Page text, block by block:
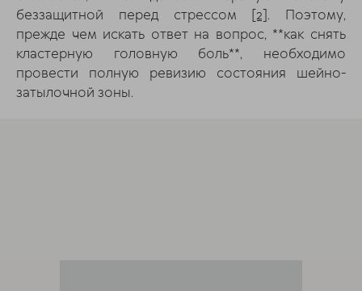
беззащитной перед стрессом [2]. Поэтому,
прежде чем искать ответ на вопрос, **как снять
кластерную головную боль**, необходимо
провести полную ревизию состояния шейно-
затылочной зоны.